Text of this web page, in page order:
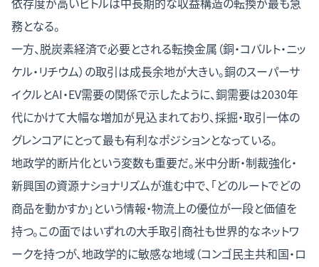
務となる。
一方、脱炭素経済で必要とされる転換金属（銅・コバルト・ニッ
ケル・リチウム）の取引は成長余地が大きい。銅のスーパーサ
イクルとAI・EV需要の関係で示したように、銅需要は2030年
代にかけて大幅な増加が見込まれており、採掘・取引一体の
グレンコアにとって最も有利なポジションとなっている。
地政学的断片化という変数も重要だ。米中分断・制裁強化・
新興国の資源ナショナリズムが進む中で、「どのルートでどの
商品を動かすか」という情報・物流上の優位が一段と価値を
持つ。この面ではいずれの大手取引商社も世界的なネットワ
ークを持つが、地政学的に敏感な地域（コンゴ民主共和国・ロ